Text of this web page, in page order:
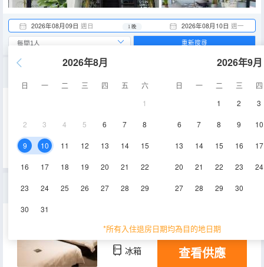
2026年08月09日 週日 2026年08月10日 週一
1 晚
2026年8月
日 一 二 三 四 五
六
1
2 3 4 5 6 7 8
9 10 11 12 13 14 15
16 17 18 19 20 21 22
23 24 25 26 27 28 29
30 31
2026年9月
日 一 二 三
四
1
2 3
6 7 8 9 10
13 14 15 16 17
20 21 22 23 24
27 28 29 30
*所有入住退房日期均為目的地日期
重新搜尋
180㎡ 空調
複式套房 （不建議12歲以下）
68㎡ 空調 電視機
冰箱 查看供應